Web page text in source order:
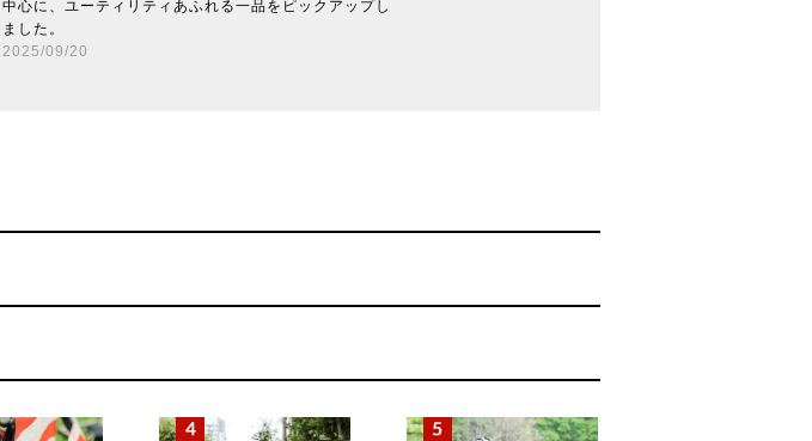
中心に、ユーティリティあふれる一品をピックアップし
ました。
2025/09/20